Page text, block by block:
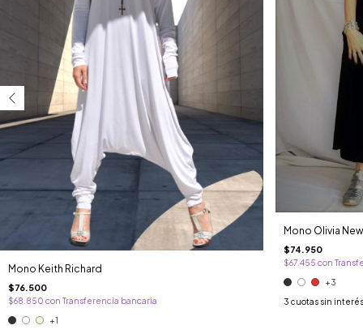
Mono Keith Richard
$76.500
$68.850 con Transferencia bancaria
+1
Mono Olivia
$74.950
$67.455 con
+3
3 cuotas sin